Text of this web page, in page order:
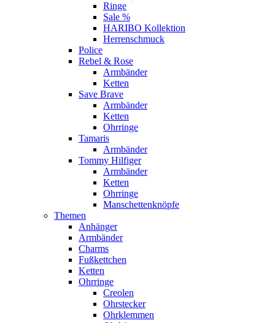
Ringe
Sale %
HARIBO Kollektion
Herrenschmuck
Police
Rebel & Rose
Armbänder
Ketten
Save Brave
Armbänder
Ketten
Ohrringe
Tamaris
Armbänder
Tommy Hilfiger
Armbänder
Ketten
Ohrringe
Manschettenknöpfe
Themen
Anhänger
Armbänder
Charms
Fußkettchen
Ketten
Ohrringe
Creolen
Ohrstecker
Ohrklemmen